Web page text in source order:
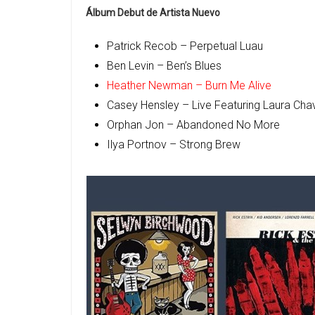
Álbum Debut de Artista Nuevo
Patrick Recob – Perpetual Luau
Ben Levin – Ben’s Blues
Heather Newman – Burn Me Alive
Casey Hensley – Live Featuring Laura
Orphan Jon – Abandoned No More
Ilya Portnov – Strong Brew